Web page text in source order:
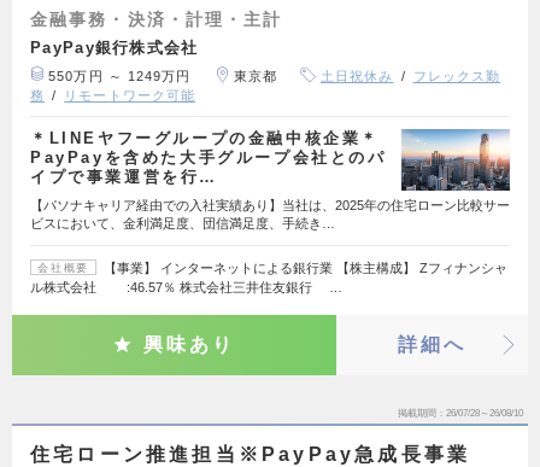
金融事務・決済・計理・主計
PayPay銀行株式会社
550万円 ～ 1249万円 東京都 土日祝休み
フレックス勤
務
リモートワーク可能
＊LINEヤフーグループの金融中核企業＊
PayPayを含めた大手グループ会社とのパ
イプで事業運営を行…
【パソナキャリア経由での入社実績あり】当社は、2025年の住宅ローン比較サー
ビスにおいて、金利満足度、団信満足度、手続き…
会社概要
【事業】 インターネットによる銀行業 【株主構成】 Zフィナンシャ
ル株式会社 :46.57％ 株式会社三井住友銀行 …
興味あり 詳細へ
掲載期間 26/07/28～26/08/10
住宅ローン推進担当※PayPay急成長事業